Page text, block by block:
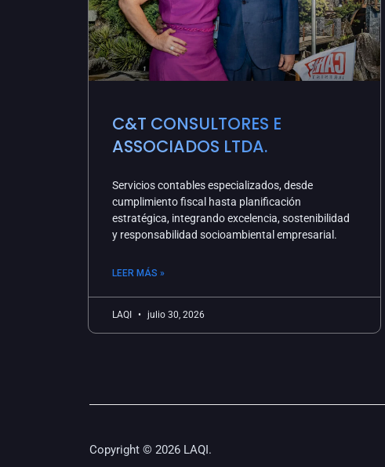
C&T CONSULTORES E
ASSOCIADOS LTDA.
Servicios contables especializados, desde
cumplimiento fiscal hasta planificación
estratégica, integrando excelencia, sostenibilidad
y responsabilidad socioambiental empresarial.
LEER MÁS »
LAQI julio 30, 2026
Copyright © 2026 LAQI.